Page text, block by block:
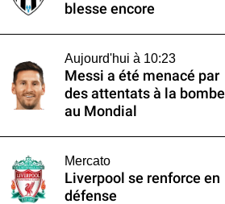
blesse encore
Aujourd'hui à 10:23
Messi a été menacé par
des attentats à la bombe
au Mondial
Mercato
Liverpool se renforce en
défense